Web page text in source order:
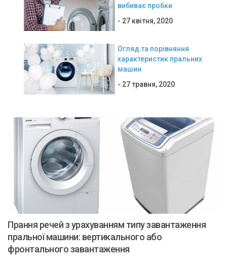
вибиває пробки
- 27 квітня, 2020
Огляд та порівняння
характеристик пральних
машин
- 27 травня, 2020
Прання речей з урахуванням типу завантаження
пральної машини: вертикального або
фронтального завантаження